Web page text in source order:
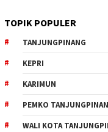
TOPIK POPULER
TANJUNGPINANG
KEPRI
KARIMUN
PEMKO
WALI KOTA